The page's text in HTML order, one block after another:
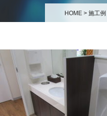
HOME > 施工例